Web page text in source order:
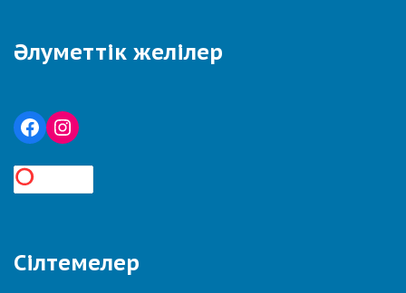
Әлуметтік желілер
Сілтемелер